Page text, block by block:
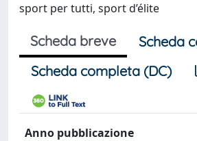
sport per tutti, sport d’élite
Scheda breve
Scheda
Scheda completa (DC)
Anno pubblicazione